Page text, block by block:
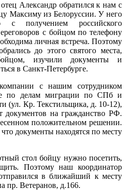
Александр обратился к нам с
Максиму из Белоруссии. У него
с получением российского
с бойцом по телефону
личная встреча. Поэтому
до этого святого места,
изучили документы и
в Санкт-Петербурге.
с нашим сотрудником
по делам миграции по СПб и
(ул. Кр. Текстильщика, д. 10-12),
документов на гражданство РФ.
положительном решении.
документы находятся по месту
стол бойцу нужно посетить,
Поэтому наш координатор
в ближайший к месту
пр. Ветеранов, д.166.